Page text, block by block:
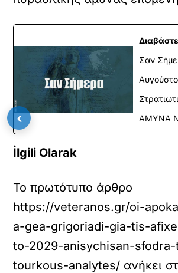
Σαν
ΑΜΥΝΑ
İlgili Olarak
Το πρωτότυπο άρθρο
https://veteranos.gr/oi-
a-gea-grigoriadi-gia-tis-
to-2029-anisychisan-
tourkous-analytes/ ανήκει
‹